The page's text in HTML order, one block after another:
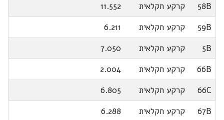
58B
קרקע חקלאית
11.552
59B
קרקע חקלאית
6.211
5B
קרקע חקלאית
7.050
66B
קרקע חקלאית
2.004
66C
קרקע חקלאית
6.805
67B
קרקע חקלאית
6.288